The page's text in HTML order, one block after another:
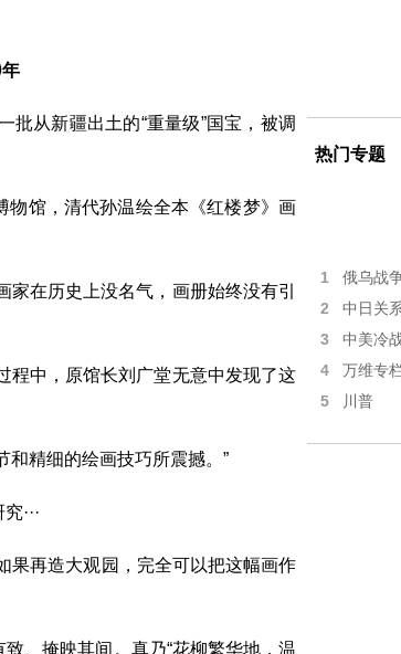
从新疆出土的“重量级”国宝，被调
馆，清代孙温绘全本《红楼梦》画
在历史上没名气，画册始终没有引
中，原馆长刘广堂无意中发现了这
精细的绘画技巧所震撼。”
···
再造大观园，完全可以把这幅画作
掩映其间。真乃“花柳繁华地，温
热门专题
1 俄乌战
2 中日关
3 中美冷
4 万维专
5 川普